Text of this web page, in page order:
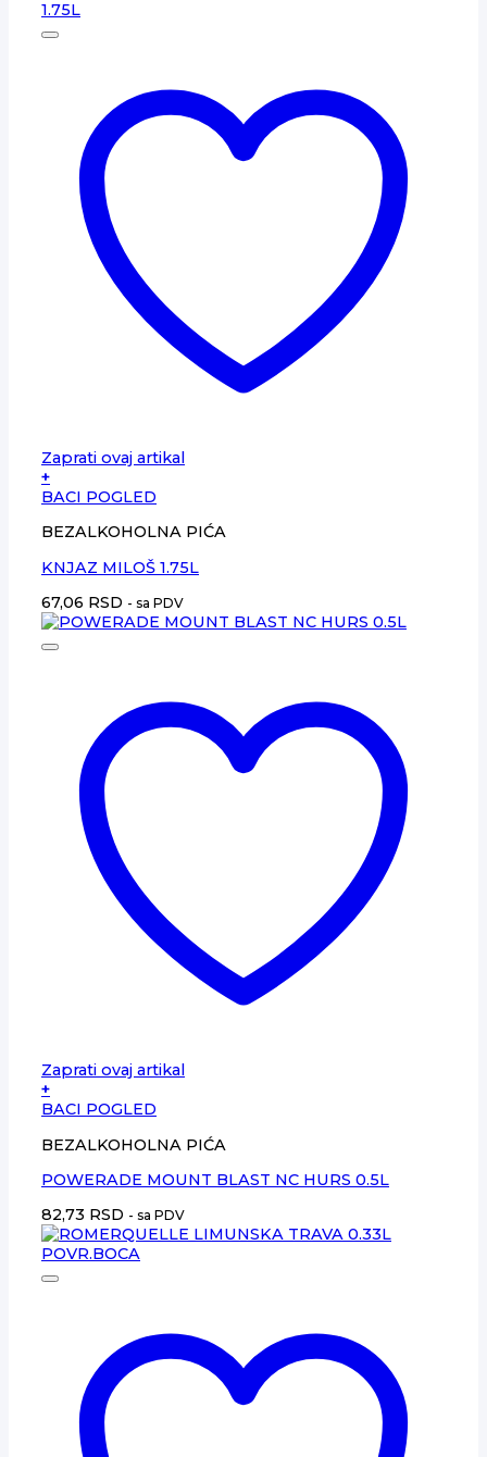
Zaprati ovaj artikal
+
BACI POGLED
BEZALKOHOLNA PIĆA
KNJAZ MILOŠ 1.75L
67,06 RSD - sa PDV
Zaprati ovaj artikal
+
BACI POGLED
BEZALKOHOLNA PIĆA
POWERADE MOUNT BLAST NC HURS 0.5L
82,73 RSD - sa PDV